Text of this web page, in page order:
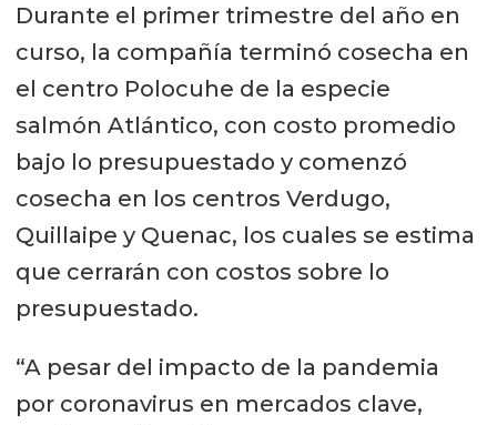
Durante el primer trimestre del año en
curso, la compañía terminó cosecha en
el centro Polocuhe de la especie
salmón Atlántico, con costo promedio
bajo lo presupuestado y comenzó
cosecha en los centros Verdugo,
Quillaipe y Quenac, los cuales se estima
que cerrarán con costos sobre lo
presupuestado.
“A pesar del impacto de la pandemia
por coronavirus en mercados clave,